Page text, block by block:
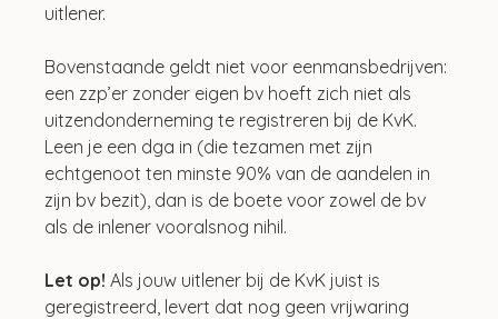
uitlener.
Bovenstaande geldt niet voor eenmansbedrijven:
een zzp’er zonder eigen bv hoeft zich niet als
uitzendonderneming te registreren bij de KvK.
Leen je een dga in (die tezamen met zijn
echtgenoot ten minste 90% van de aandelen in
zijn bv bezit), dan is de boete voor zowel de bv
als de inlener vooralsnog nihil.
Let op! Als jouw uitlener bij de KvK juist is
geregistreerd, levert dat nog geen vrijwaring